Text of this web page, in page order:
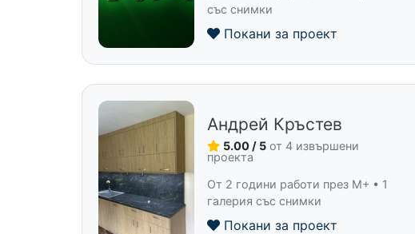
със снимки
Покани за проект
Андрей Кръстев
5.00 / 5 от 4 извършени
проекта
От 2 години работи през M+ • 1
галерия със снимки
Покани за проект